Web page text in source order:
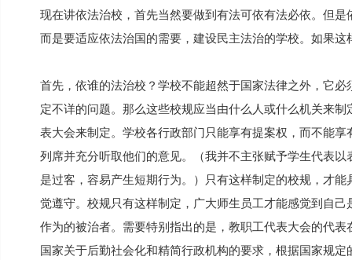
现在讲依法治校，首先当然要做到有法可依有法必依。但
而是要适应依法治国的需要，建设民主法治的学校。如果
首先，依谁的法治校？学校不能超然于国家法律之外，它
定不详的问题。那么这些校规应当由什么人或什么机关来
表大会来制定。学校各行政部门只能享有提案权，而不能
列席并充分听取他们的意见。（我并不主张赋予学生代表
是过客，容易产生短期行为。）只有这样制定的校规，才
觉遵守。校规只有这样制定，广大师生员工才能感觉到自
作为的被治者。需要特别指出的是，教职工代表大会的代
国家关于后勤社会化和精简行政机构的要求，根据国家规